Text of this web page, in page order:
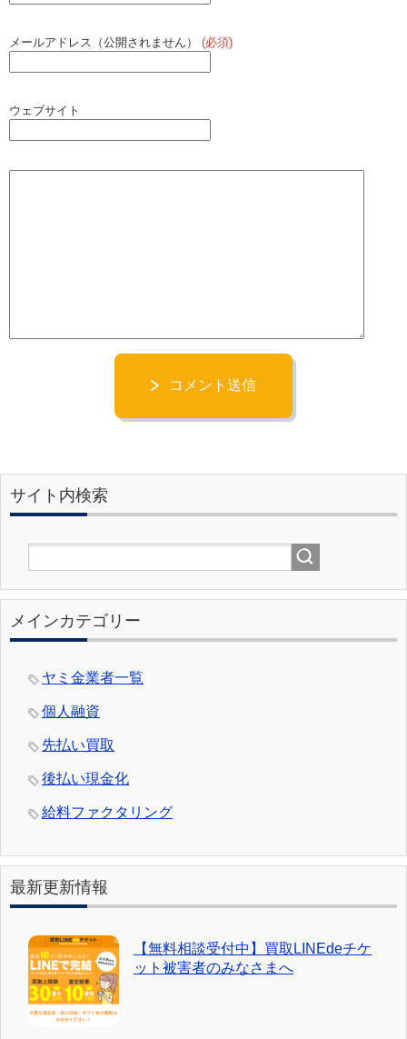
メールアドレス（公開されません） (必須)
ウェブサイト
コメント送信
サイト内検索
メインカテゴリー
ヤミ金業者一覧
個人融資
先払い買取
後払い現金化
給料ファクタリング
最新更新情報
【無料相談受付中】買取LINEdeチケ
ット被害者のみなさまへ